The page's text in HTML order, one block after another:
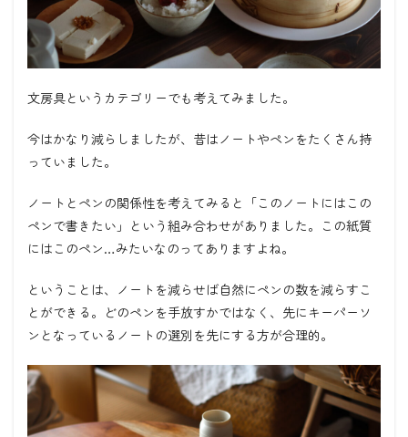
文房具というカテゴリーでも考えてみました。
今はかなり減らしましたが、昔はノートやペンをたくさん持
っていました。
ノートとペンの関係性を考えてみると「このノートにはこの
ペンで書きたい」という組み合わせがありました。この紙質
にはこのペン…みたいなのってありますよね。
ということは、ノートを減らせば自然にペンの数を減らすこ
とができる。どのペンを手放すかではなく、先にキーパーソ
ンとなっているノートの選別を先にする方が合理的。